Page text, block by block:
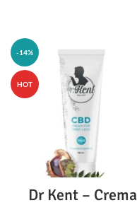
-14%
HOT
Dr Kent – Crema